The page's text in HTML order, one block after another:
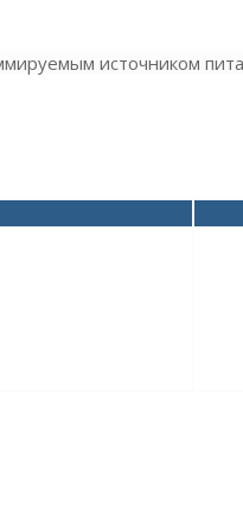
источником